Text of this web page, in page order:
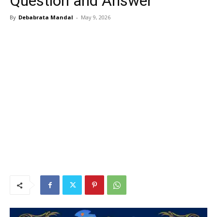
By Debabrata Mandal - May 9, 2026